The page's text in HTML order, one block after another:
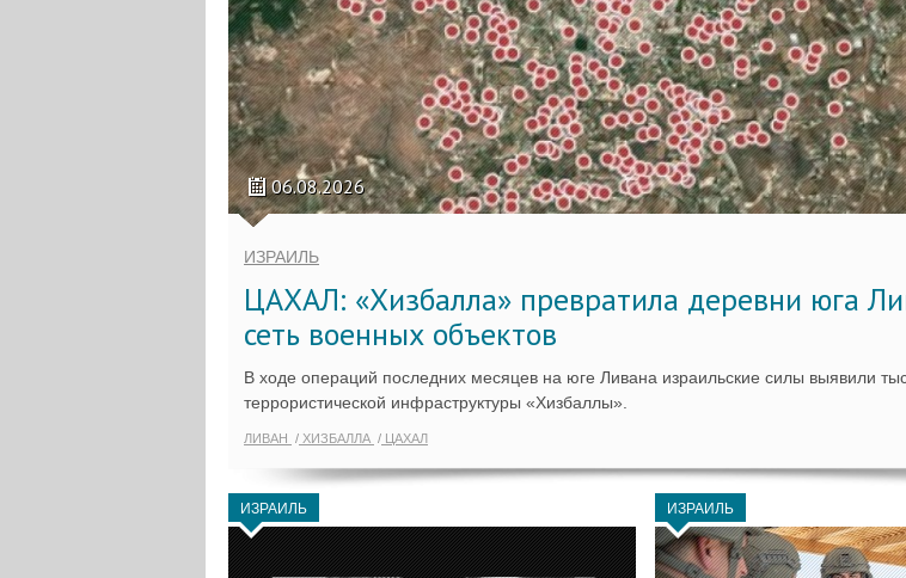
06.08.2026
ИЗРАИЛЬ
ЦАХАЛ: «Хизбалла» превратила деревни юга
сеть военных объектов
В ходе операций последних месяцев на юге Ливана израильские силы выявили
террористической инфраструктуры «Хизбаллы».
ЛИВАН ХИЗБАЛЛА ЦАХАЛ
ИЗРАИЛЬ ИЗРАИЛЬ